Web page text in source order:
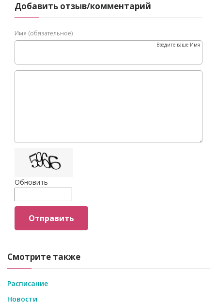
Добавить отзыв/комментарий
Имя (обязательное)
Введите ваше Имя
Обновить
Отправить
Смотрите также
Расписание
Новости